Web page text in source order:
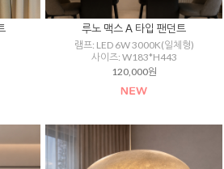
루노 맥스 A 타입 팬던트
램프: LED 6W 3000K(일체형)
사이즈: W183*H443
120,000원